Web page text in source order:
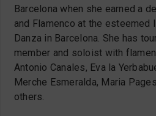
Barcelona when she earned a
and Flamenco at the esteemed
Danza in Barcelona. She has
member and soloist with
Antonio Canales, Eva la
Merche Esmeralda, Maria
others.